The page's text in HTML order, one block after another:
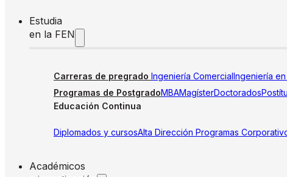
Estudia
en la FEN
Carreras de pregrado Ingeniería ComercialIngeniería
Programas de PostgradoMBAMagísterDoctorados
Educación Continua
Diplomados y cursosAlta Dirección Programas
Académicos